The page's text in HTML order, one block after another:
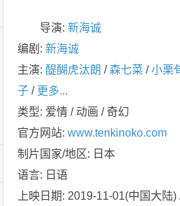
导演:新海诚
编剧 :新海诚
主演: 醍醐虎汰朗 /森七菜 /小栗
子 / 更多...
类型: 爱情 / 动画 / 奇幻
官方网站: www.tenkinoko.com
制片国家/地区: 日本
语言: 日语
上映日期: 2019-11-01(中国大陆